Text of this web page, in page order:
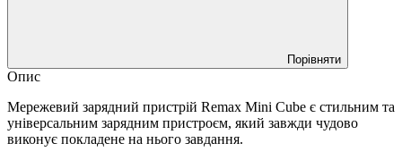
Порівняти
Опис
Мережевий зарядний пристрій Remax Mini Cube є стильним та
універсальним зарядним пристроєм, який завжди чудово
виконує покладене на нього завдання.